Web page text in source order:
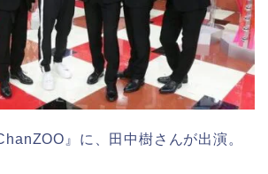
』に、田中樹さんが出演。